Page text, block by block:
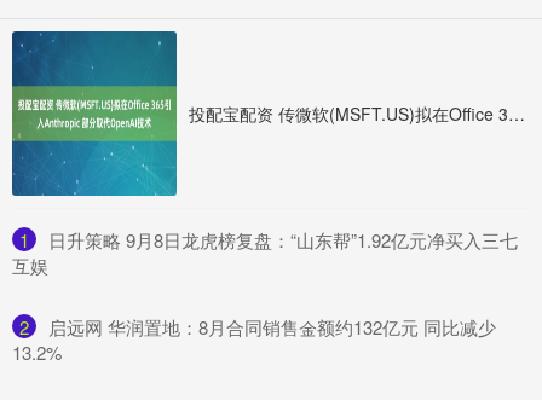
投配宝配资 传微软(MSFT.US)拟在Office 365引入Anthropic 部分取代OpenAI技术
1
​日升策略 9月8日龙虎榜复盘：“山东帮”1.92亿元净买入三七
互娱
2
​启远网 华润置地：8月合同销售金额约132亿元 同比减少
13.2%